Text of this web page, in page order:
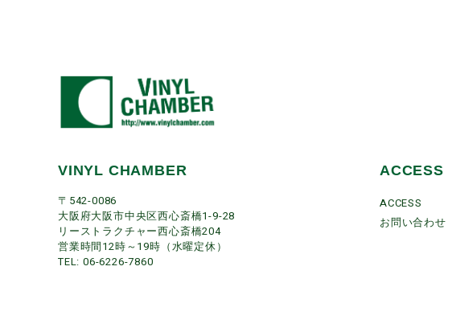
VINYL CHAMBER
〒542-0086
大阪府大阪市中央区西心斎橋1-9-28
リーストラクチャー西心斎橋204
営業時間12時～19時（水曜定休）
TEL: 06-6226-7860
ACCESS
ACCESS
お問い合わせ